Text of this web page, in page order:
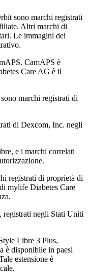
sono marchi registrati
Altri marchi di
Le immagini dei
CamAPS è
Care AG è il
marchi registrati di
di Dexcom, Inc. negli
e i marchi correlati
registrati di proprietà di
mylife Diabetes Care
registrati negli Stati Uniti
Libre 3 Plus,
è disponibile in paesi
estensione è